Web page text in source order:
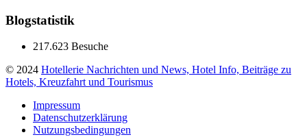
Blogstatistik
217.623 Besuche
© 2024 Hotellerie Nachrichten und News, Hotel Info, Beiträge zu
Hotels, Kreuzfahrt und Tourismus
Impressum
Datenschutzerklärung
Nutzungsbedingungen